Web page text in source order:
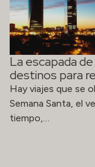
Valencia |
¡Vuelve Cuina
disfruta de una
Hospes Palau de